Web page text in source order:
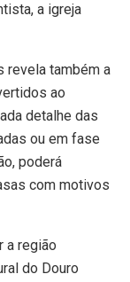
a igreja
revela também a
ao
detalhe das
ou em fase
poderá
com motivos
a região
do Douro